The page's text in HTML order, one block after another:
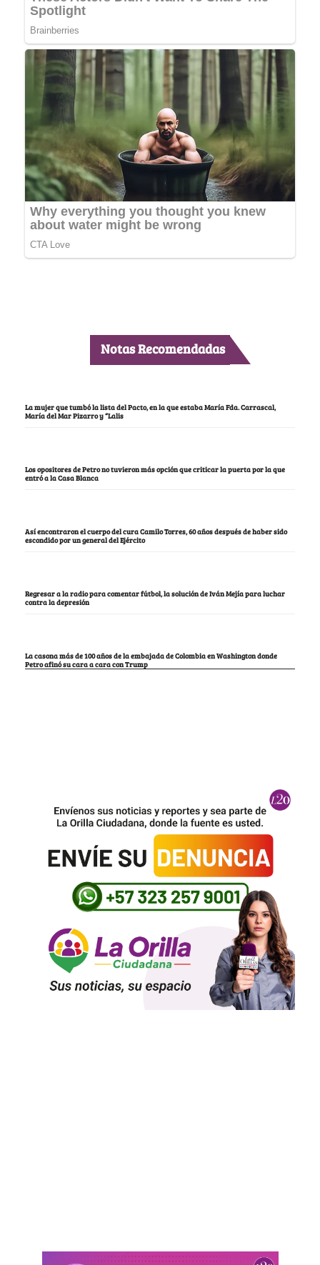
Notas Recomendadas
La mujer que tumbó la lista del Pacto, en la que estaba María Fda. Carrascal,
María del Mar Pizarro y “Lalis
Los opositores de Petro no tuvieron más opción que criticar la puerta por la que
entró a la Casa Blanca
Así encontraron el cuerpo del cura Camilo Torres, 60 años después de haber sido
escondido por un general del Ejército
Regresar a la radio para comentar fútbol, la solución de Iván Mejía para luchar
contra la depresión
La casona más de 100 años de la embajada de Colombia en Washington donde
Petro afinó su cara a cara con Trump